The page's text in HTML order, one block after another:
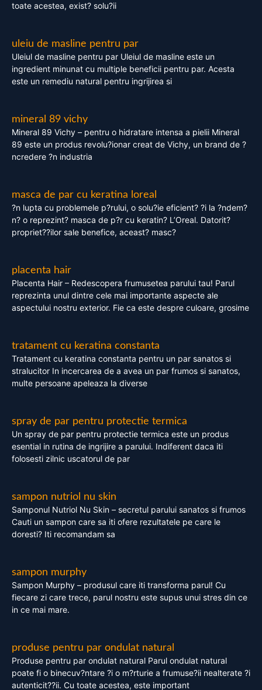
toate acestea, exist? solu?ii
uleiu de masline pentru par
Uleiul de masline pentru par Uleiul de masline este un
ingredient minunat cu multiple beneficii pentru par. Acesta
este un remediu natural pentru ingrijirea si
mineral 89 vichy
Mineral 89 Vichy – pentru o hidratare intensa a pielii Mineral
89 este un produs revolu?ionar creat de Vichy, un brand de ?
ncredere ?n industria
masca de par cu keratina loreal
?n lupta cu problemele p?rului, o solu?ie eficient? ?i la ?ndem?
n? o reprezint? masca de p?r cu keratin? L’Oreal. Datorit?
propriet??ilor sale benefice, aceast? masc?
placenta hair
Placenta Hair – Redescopera frumusetea parului tau! Parul
reprezinta unul dintre cele mai importante aspecte ale
aspectului nostru exterior. Fie ca este despre culoare, grosime
tratament cu keratina constanta
Tratament cu keratina constanta pentru un par sanatos si
stralucitor In incercarea de a avea un par frumos si sanatos,
multe persoane apeleaza la diverse
spray de par pentru protectie termica
Un spray de par pentru protectie termica este un produs
esential in rutina de ingrijire a parului. Indiferent daca iti
folosesti zilnic uscatorul de par
sampon nutriol nu skin
Samponul Nutriol Nu Skin – secretul parului sanatos si frumos
Cauti un sampon care sa iti ofere rezultatele pe care le
doresti? Iti recomandam sa
sampon murphy
Sampon Murphy – produsul care iti transforma parul! Cu
fiecare zi care trece, parul nostru este supus unui stres din ce
in ce mai mare.
produse pentru par ondulat natural
Produse pentru par ondulat natural Parul ondulat natural
poate fi o binecuv?ntare ?i o m?rturie a frumuse?ii nealterate ?i
autenticit??ii. Cu toate acestea, este important